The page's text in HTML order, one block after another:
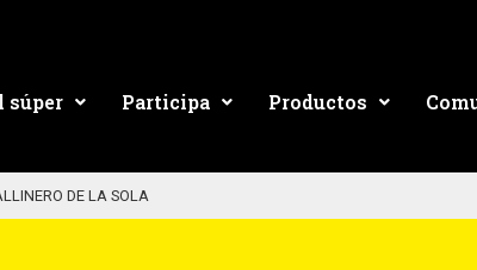
súper Participa Productos
DE LA SOLA